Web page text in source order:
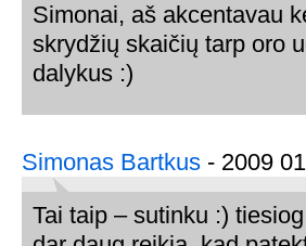
Simonai, aš akcentavau
skrydžių skaičių tarp oro
dalykus :)
Simonas Bartkus - 2009
Tai taip – sutinku :)